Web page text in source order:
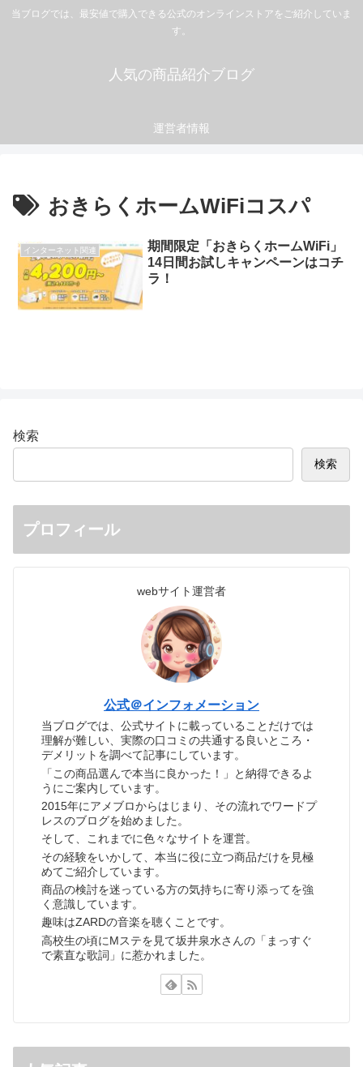
当ブログでは、最安値で購入できる公式のオンラインストアをご紹介していま
す。
人気の商品紹介ブログ
運営者情報
おきらくホームWiFiコスパ
インターネット関連
期間限定「おきらくホームWiFi」
14日間お試しキャンペーンはコチ
ラ！
検索
検索
プロフィール
webサイト運営者
公式＠インフォメーション
当ブログでは、公式サイトに載っていることだけでは
理解が難しい、実際の口コミの共通する良いところ・
デメリットを調べて記事にしています。
「この商品選んで本当に良かった！」と納得できるよ
うにご案内しています。
2015年にアメブロからはじまり、その流れでワードプ
レスのブログを始めました。
そして、これまでに色々なサイトを運営。
その経験をいかして、本当に役に立つ商品だけを見極
めてご紹介しています。
商品の検討を迷っている方の気持ちに寄り添ってを強
く意識しています。
趣味はZARDの音楽を聴くことです。
高校生の頃にMステを見て坂井泉水さんの「まっすぐ
で素直な歌詞」に惹かれました。